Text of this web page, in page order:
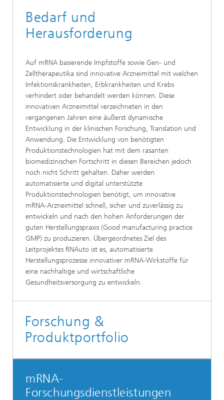
Bedarf und
Herausforderung
Auf mRNA basierende Impfstoffe sowie Gen- und
Zelltherapeutika sind innovative Arzneimittel mit welchen
Infektionskrankheiten, Erbkrankheiten und Krebs
verhindert oder behandelt werden können. Diese
innovativen Arzneimittel verzeichneten in den
vergangenen Jahren eine äußerst dynamische
Entwicklung in der klinischen Forschung, Translation und
Anwendung. Die Entwicklung von benötigten
Produktionstechnologien hat mit dem rasanten
biomedizinischen Fortschritt in diesen Bereichen jedoch
noch nicht Schritt gehalten. Daher werden
automatisierte und digital unterstützte
Produktionstechnologien benötigt, um innovative
mRNA-Arzneimittel schnell, sicher und zuverlässig zu
entwickeln und nach den hohen Anforderungen der
guten Herstellungspraxis (Good manufacturing practice
GMP) zu produzieren. Übergeordnetes Ziel des
Leitprojektes RNAuto ist es, automatisierte
Herstellungsprozesse innovativer mRNA-Wirkstoffe für
eine nachhaltige und wirtschaftliche
Gesundheitsversorgung zu entwickeln.
Forschung &
Produktportfolio
mRNA-
Forschungsdienstleistungen